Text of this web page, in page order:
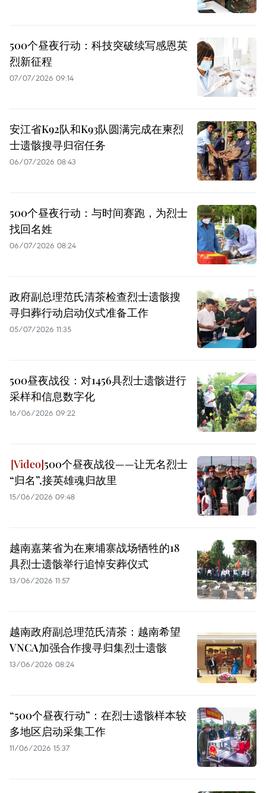
500个昼夜行动：科技突破续写感恩英
烈新征程
07/07/2026 09:14
安江省K92队和K93队圆满完成在柬烈
士遗骸搜寻归宿任务
06/07/2026 08:43
500个昼夜行动：与时间赛跑，为烈士
找回名姓
06/07/2026 08:24
政府副总理范氏清茶检查烈士遗骸搜
寻归葬行动启动仪式准备工作
05/07/2026 11:35
500昼夜战役：对1456具烈士遗骸进行
采样和信息数字化
16/06/2026 09:22
500个昼夜战役——让无名烈士
“归名”,接英雄魂归故里
15/06/2026 09:48
越南嘉莱省为在柬埔寨战场牺牲的18
具烈士遗骸举行追悼安葬仪式
13/06/2026 11:57
越南政府副总理范氏清茶：越南希望
VNCA加强合作搜寻归集烈士遗骸
13/06/2026 08:24
“500个昼夜行动”：在烈士遗骸样本较
多地区启动采集工作
11/06/2026 15:37